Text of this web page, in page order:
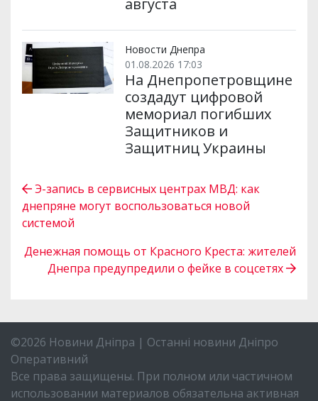
августа
Новости Днепра
01.08.2026 17:03
На Днепропетровщине
создадут цифровой
мемориал погибших
Защитников и
Защитниц Украины
Э-запись в сервисных центрах МВД: как
днепряне могут воспользоваться новой
системой
Денежная помощь от Красного Креста: жителей
Днепра предупредили о фейке в соцсетях
©2026 Новини Дніпра | Останні новини Дніпро
Оперативний
Все права защищены. При полном или частичном
использовании материалов обязательна активная